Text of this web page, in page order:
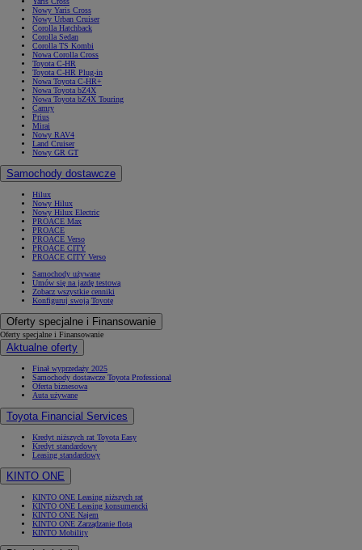
Nowy Yaris Cross
Nowy Urban Cruiser
Corolla Hatchback
Corolla Sedan
Corolla TS Kombi
Nowa Corolla Cross
Toyota C-HR
Toyota C-HR Plug-in
Nowa Toyota C-HR+
Nowa Toyota bZ4X
Nowa Toyota bZ4X Touring
Camry
Prius
Mirai
Nowy RAV4
Land Cruiser
Nowy GR GT
Samochody dostawcze
Hilux
Nowy Hilux
Nowy Hilux Electric
PROACE Max
PROACE
PROACE Verso
PROACE CITY
PROACE CITY Verso
Samochody używane
Umów się na jazdę testową
Zobacz wszystkie cenniki
Konfiguruj swoją Toyotę
Oferty specjalne i Finansowanie
Oferty specjalne i Finansowanie
Aktualne oferty
Finał wyprzedaży 2025
Samochody dostawcze Toyota Professional
Oferta biznesowa
Auta używane
Toyota Financial Services
Kredyt niższych rat Toyota Easy
Kredyt standardowy
Leasing standardowy
KINTO ONE
KINTO ONE Leasing niższych rat
KINTO ONE Leasing konsumencki
KINTO ONE Najem
KINTO ONE Zarządzanie flotą
KINTO Mobility